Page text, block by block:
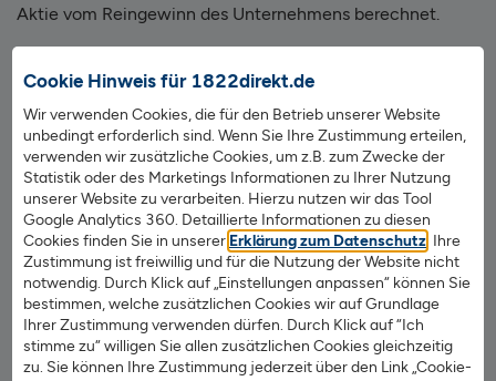
Cookie Hinweis für 1822direkt.de
Wir verwenden Cookies, die für den Betrieb unserer Website
unbedingt erforderlich sind. Wenn Sie Ihre Zustimmung erteilen,
verwenden wir zusätzliche Cookies, um z.B. zum Zwecke der
Statistik oder des Marketings Informationen zu Ihrer Nutzung
unserer Website zu verarbeiten. Hierzu nutzen wir das Tool
Google Analytics 360. Detaillierte Informationen zu diesen
Cookies finden Sie in unserer Erklärung zum Datenschutz . Ihre
Zustimmung ist freiwillig und für die Nutzung der Website nicht
notwendig. Durch Klick auf „Einstellungen anpassen“ können Sie
bestimmen, welche zusätzlichen Cookies wir auf Grundlage
Ihrer Zustimmung verwenden dürfen. Durch Klick auf “Ich
stimme zu“ willigen Sie allen zusätzlichen Cookies gleichzeitig
zu. Sie können Ihre Zustimmung jederzeit über den Link „Cookie-
Aktie vom Reingewinn des Unternehmens berechnet.
ÜberAktienfonds haben Sie die Möglichkeit, Anteile an
mehreren Biotech- oder Pharmaunternehmen gleichzeitig
zu erhalten. Der Wert der Fonds wird durch die Streuung
der Anlage über viele verschiedene Unternehmen auch
weniger volatil sein. Die Fonds werden von professionellen
Fondsmanagern betreut, die je nach Kurs und Marktlage
Anteile an den Unternehmen im Fonds ver- oder
nachkaufen können. Für das Fondsmanagement und für
das Controlling dieser wird in den meisten Fällen eine
Verwaltungsgebühr fällig.